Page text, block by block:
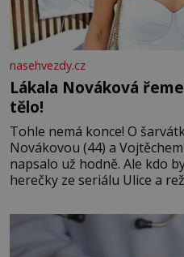
nasehvezdy.cz
Lákala Nováková
tělo!
Tohle nemá konce! O
Novákovou (44) a
napsalo už hodně. Ale kdo
herečky ze seriálu Ulice a